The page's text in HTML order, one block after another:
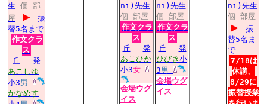
生 個 部
屋
▶
振
替5名まで
作文クラ
ス
丘
発
あこしゆ
小3男
かなめす
ni)先生
個 部屋
作文クラ
ス
丘
発
あこひか
小3女
会場ウグ
イス
ni)先生
個 部屋
作文クラ
ス
丘
発
ひびき 小
3男
会場ウグ
イス
ni)先生
個 部屋
▶
振
替5名ま
で
7/18は
休講、
8/29に
振替授業